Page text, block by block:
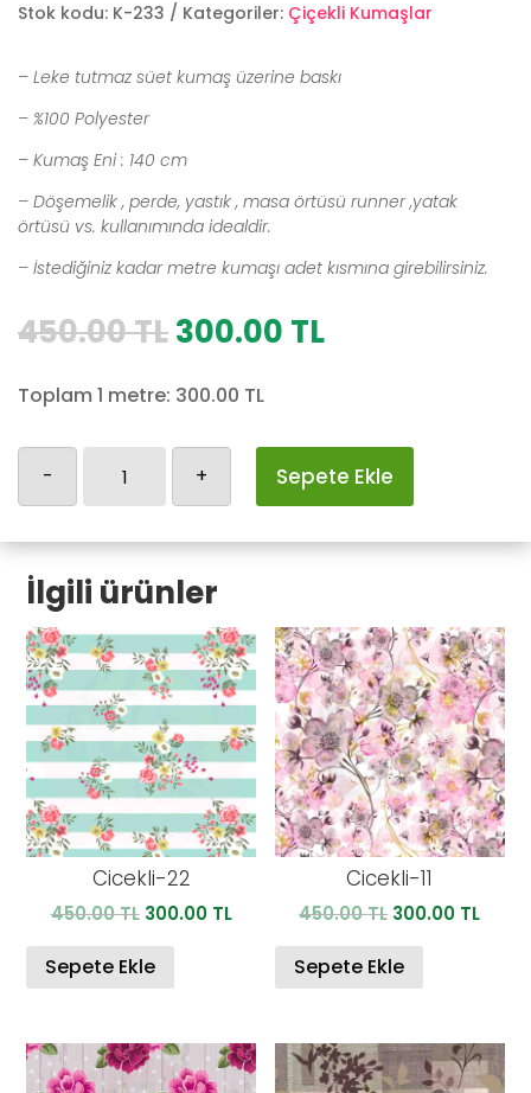
Stok kodu: K-233 Kategoriler: Çiçekli Kumaşlar
– Leke tutmaz süet kumaş üzerine baskı
– %100 Polyester
– Kumaş Eni : 140 cm
– Döşemelik , perde, yastık , masa örtüsü runner ,yatak
örtüsü vs. kullanımında idealdir.
– İstediğiniz kadar metre kumaşı adet kısmına girebilirsiniz.
450.00TLOrijinal
450.00 TL.
300.00 TLŞu
Toplam 1 metre: 300.00 TL
- + Sepete Ekle
İlgili ürünler
Cicekli-22
450.00TL Orijinal
450.00 TL.
300.00 TLŞu
300.00 TL.
Sepete Ekle
Cicekli-11
450.00TL Orijinal
450.00 TL.
300.00 TLŞu
Sepete Ekle